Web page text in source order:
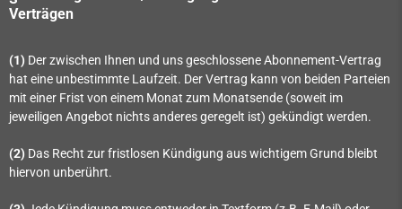
Verträgen
(1) Der zwischen Ihnen und uns geschlossene Abonnement-Vertrag
hat eine unbestimmte Laufzeit. Der Vertrag kann von beiden Parteien
mit einer Frist von einem Monat zum Monatsende (soweit im
jeweiligen Angebot nichts anderes geregelt ist) gekündigt werden.
(2) Das Recht zur fristlosen Kündigung aus wichtigem Grund bleibt
hiervon unberührt.